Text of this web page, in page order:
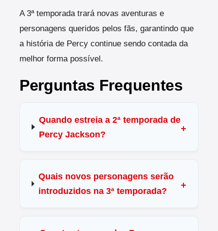
A 3ª temporada trará novas aventuras e
personagens queridos pelos fãs, garantindo que
a história de Percy continue sendo contada da
melhor forma possível.
Perguntas Frequentes
Quando estreia a 2ª temporada de
Percy Jackson?
Quais novos personagens serão
introduzidos na 3ª temporada?